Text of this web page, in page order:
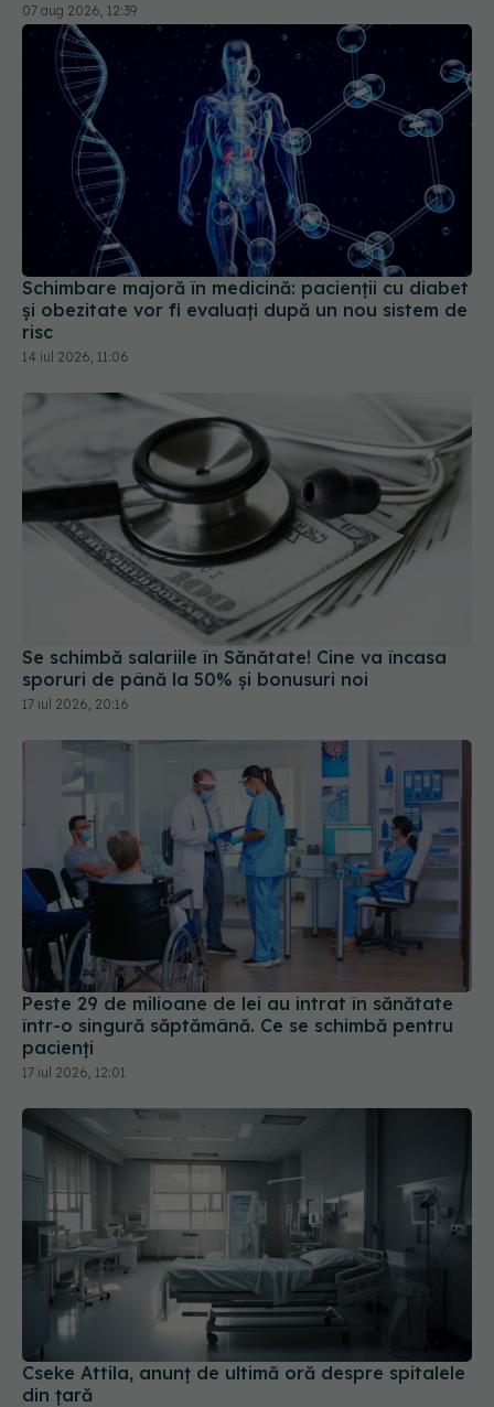
07 aug 2026, 12:39
Schimbare majoră în medicină: pacienții cu diabet
și obezitate vor fi evaluați după un nou sistem de
risc
14 iul 2026, 11:06
Se schimbă salariile în Sănătate! Cine va încasa
sporuri de până la 50% și bonusuri noi
17 iul 2026, 20:16
Peste 29 de milioane de lei au intrat în sănătate
într-o singură săptămână. Ce se schimbă pentru
pacienți
17 iul 2026, 12:01
Cseke Attila, anunț de ultimă oră despre spitalele
din țară